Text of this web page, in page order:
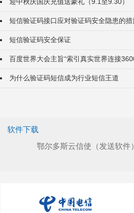
短信验证码接口应对验证码安全隐患的措
短信验证码安全保证
百度世界大会主旨“索引真实世界连接
为什么验证码短信成为行业短信王道
软件下载
鄂尔多斯云信使（发送软件）